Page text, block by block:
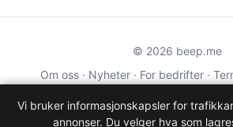
© 2026 beep.me
Om oss · Nyheter · For bedrifter ·
Wikidata OMDb
Vi bruker informasjonskapsler for
annonser. Du velger hva som